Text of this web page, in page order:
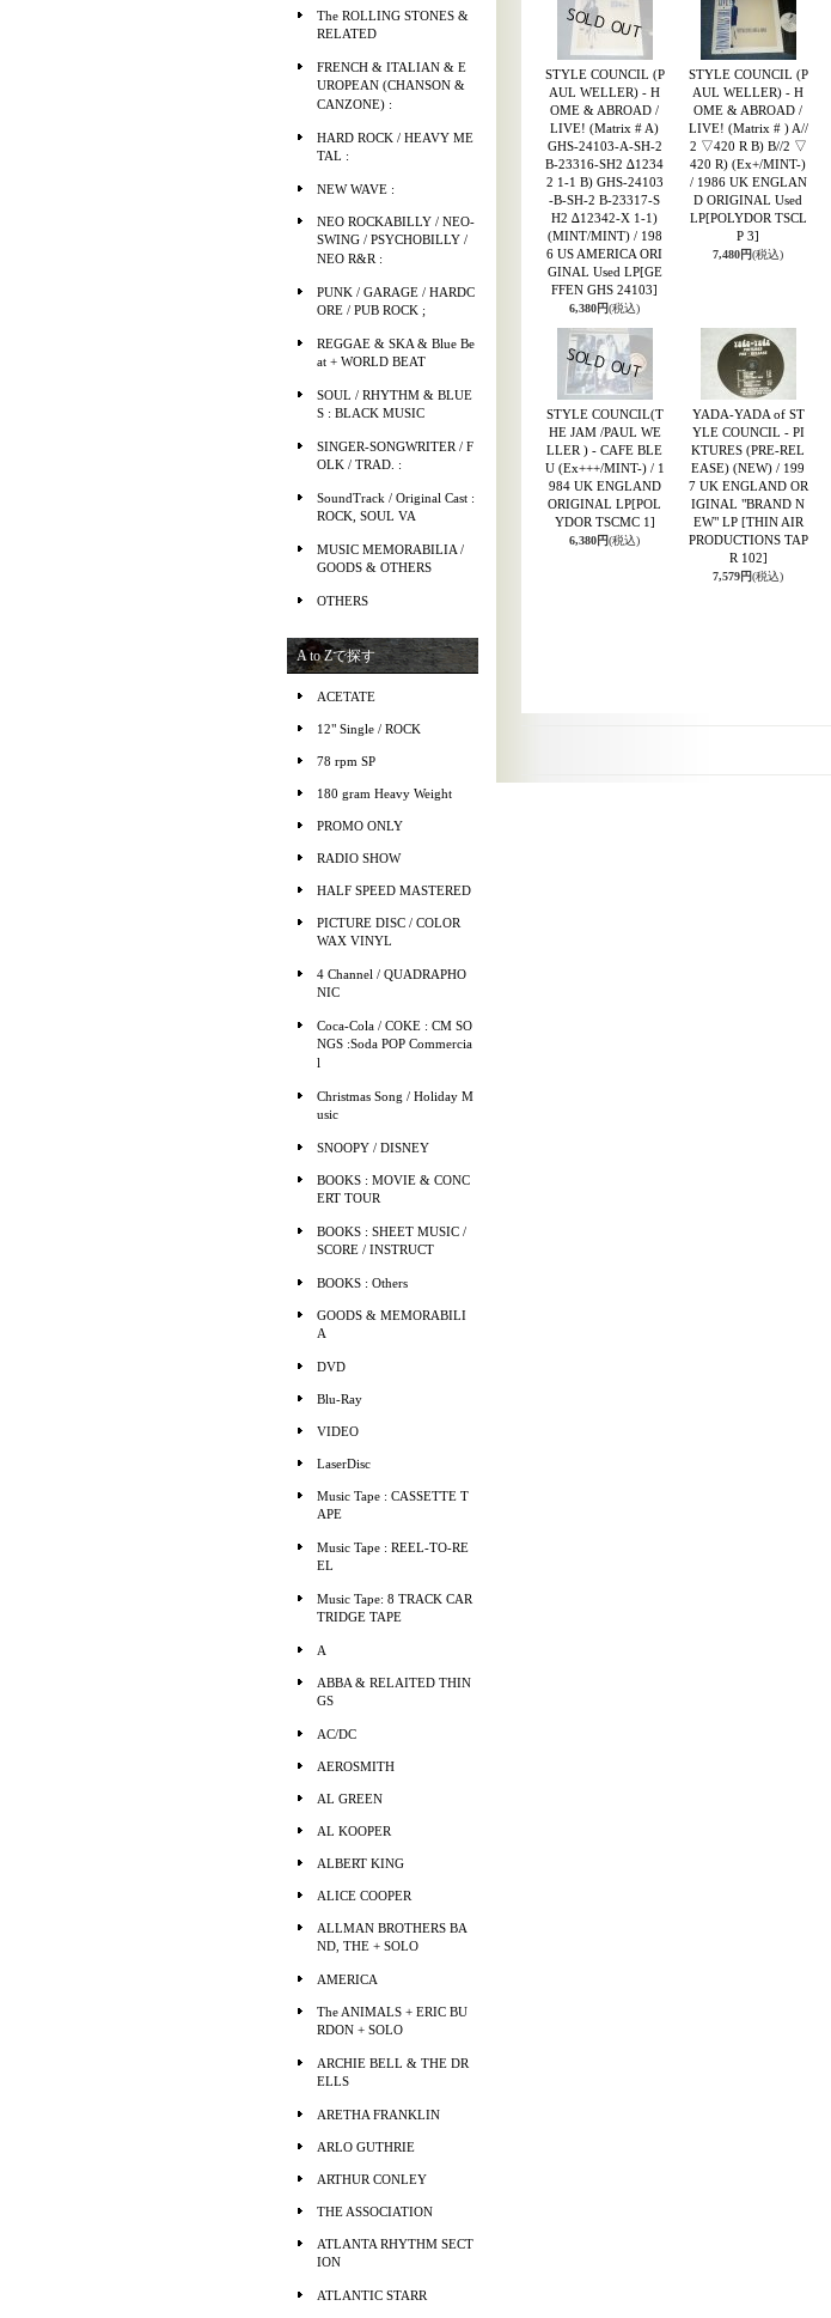
The ROLLING STONES &
RELATED
FRENCH & ITALIAN & E
UROPEAN (CHANSON &
CANZONE) :
HARD ROCK / HEAVY ME
TAL :
NEW WAVE :
NEO ROCKABILLY / NEO-
SWING / PSYCHOBILLY /
NEO R&R :
PUNK / GARAGE / HARDC
ORE / PUB ROCK ;
REGGAE & SKA & Blue Be
at + WORLD BEAT
SOUL / RHYTHM & BLUE
S : BLACK MUSIC
SINGER-SONGWRITER / F
OLK / TRAD. :
SoundTrack / Original Cast :
ROCK, SOUL VA
MUSIC MEMORABILIA /
GOODS & OTHERS
OTHERS
A to Zで探す
ACETATE
12" Single / ROCK
78 rpm SP
180 gram Heavy Weight
PROMO ONLY
RADIO SHOW
HALF SPEED MASTERED
PICTURE DISC / COLOR
WAX VINYL
4 Channel / QUADRAPHO
NIC
Coca-Cola / COKE : CM SO
NGS :Soda POP Commercia
l
Christmas Song / Holiday M
usic
SNOOPY / DISNEY
BOOKS : MOVIE & CONC
ERT TOUR
BOOKS : SHEET MUSIC /
SCORE / INSTRUCT
BOOKS : Others
GOODS & MEMORABILI
A
DVD
Blu-Ray
VIDEO
LaserDisc
Music Tape : CASSETTE T
APE
Music Tape : REEL-TO-RE
EL
Music Tape: 8 TRACK CAR
TRIDGE TAPE
A
ABBA & RELAITED THIN
GS
AC/DC
AEROSMITH
AL GREEN
AL KOOPER
ALBERT KING
ALICE COOPER
ALLMAN BROTHERS BA
ND, THE + SOLO
AMERICA
The ANIMALS + ERIC BU
RDON + SOLO
ARCHIE BELL & THE DR
ELLS
ARETHA FRANKLIN
ARLO GUTHRIE
ARTHUR CONLEY
THE ASSOCIATION
ATLANTA RHYTHM SECT
ION
ATLANTIC STARR
STYLE COUNCIL (P
AUL WELLER) - H
OME & ABROAD /
LIVE! (Matrix # A)
GHS-24103-A-SH-2
B-23316-SH2 ∆1234
2 1-1 B) GHS-24103
-B-SH-2 B-23317-S
H2 ∆12342-X 1-1)
(MINT/MINT) / 198
6 US AMERICA ORI
GINAL Used LP[GE
FFEN GHS 24103]
6,380円(税込)
STYLE COUNCIL (P
AUL WELLER) - H
OME & ABROAD /
LIVE! (Matrix # ) A//
2 ▽420 R B) B//2 ▽
420 R) (Ex+/MINT-)
/ 1986 UK ENGLAN
D ORIGINAL Used
LP[POLYDOR TSCL
P 3]
7,480円(税込)
STYLE COUNCIL(T
HE JAM /PAUL WE
LLER ) - CAFE BLE
U (Ex+++/MINT-) / 1
984 UK ENGLAND
ORIGINAL LP[POL
YDOR TSCMC 1]
6,380円(税込)
YADA-YADA of ST
YLE COUNCIL - PI
KTURES (PRE-REL
EASE) (NEW) / 199
7 UK ENGLAND OR
IGINAL "BRAND N
EW" LP [THIN AIR
PRODUCTIONS TAP
R 102]
7,579円(税込)